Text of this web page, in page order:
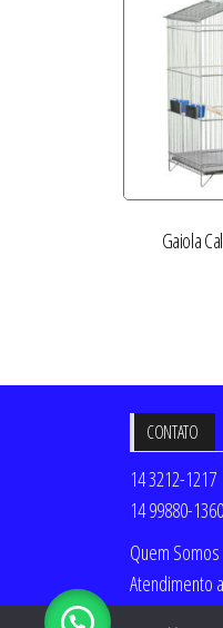
Gaiola
CONTATO
14 3212-1217
14 99880-1360
Quem Somos
Atendimento